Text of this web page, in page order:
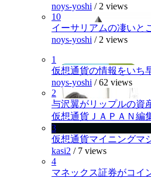
noys-yoshi / 2 views
10
イーサリアムの凄いと
noys-yoshi / 2 views
1
仮想通貨の情報をいち
noys-yoshi /62 views
2
与沢翼がリップルの資
仮想通貨ＪＡＰＡＮ編
3
仮想通貨マイニングマ
kasi2 / 7 views
4
マネックス証券がコイ